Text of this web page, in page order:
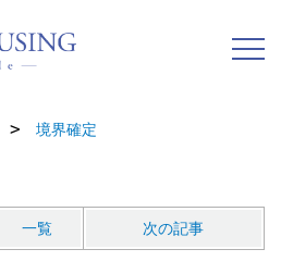
境界確定
一覧 次の記事